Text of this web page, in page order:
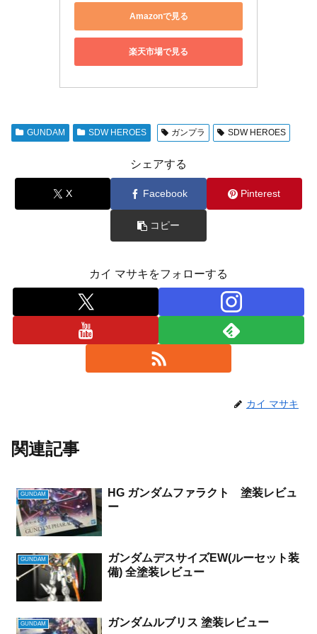
Amazonで見る
楽天市場で見る
GUNDAM SDW HEROES ガンプラ SDW HEROES
シェアする
X Facebook Pinterest
コピー
カイ マサキをフォローする
カイ マサキ
関連記事
GUNDAM
HG ガンダムファラクト 塗装レビュ
ー
GUNDAM
ガンダムデスサイズEW(ルーセット装
備) 全塗装レビュー
GUNDAM ガンダムルブリス 塗装レビュー